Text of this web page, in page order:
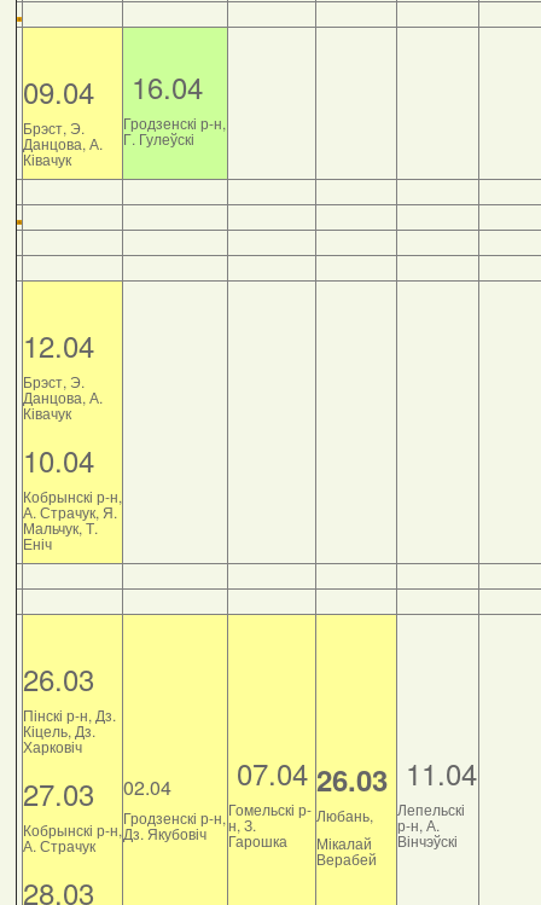
09.04
Брэст, Э.
Данцова, А.
Ківачук
16.04
Гродзенскі р-н,
Г. Гулеўскі
12.04
Брэст, Э.
Данцова, А.
Ківачук
10.04
Кобрынскі р-н,
А. Страчук, Я.
Мальчук, Т.
Еніч
26.03
Пінскі р-н, Дз.
Кіцель, Дз.
Харковіч
27.03
Кобрынскі р-н,
А. Страчук
28.03
02.04
Гродзенскі р-н,
Дз. Якубовіч
07.04
Гомельскі р-
н, З.
Гарошка
26.03
Любань,
Мікалай
Верабей
11.04
Лепельскі
р-н, А.
Вінчэўскі